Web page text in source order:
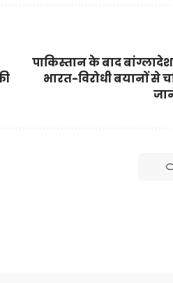
पाकिस्तान के बाद
भारत-विरोधी बयानों से